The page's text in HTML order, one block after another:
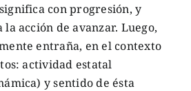
con progresión, y
acción de avanzar. Luego,
entraña, en el contexto
actividad estatal
y sentido de ésta